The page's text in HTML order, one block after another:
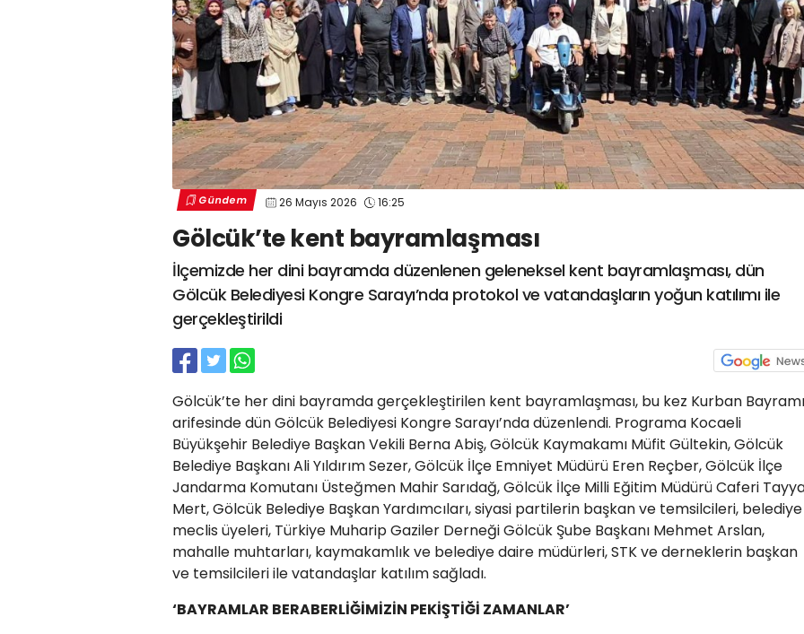
Gündem 26 Mayıs 2026 16:25
Gölcük’te kent bayramlaşması
İlçemizde her dini bayramda düzenlenen geleneksel kent bayramlaşması, dün
Gölcük Belediyesi Kongre Sarayı’nda protokol ve vatandaşların yoğun katılımı ile
gerçekleştirildi
Gölcük’te her dini bayramda gerçekleştirilen kent bayramlaşması, bu kez Kurban Bayramı
arifesinde dün Gölcük Belediyesi Kongre Sarayı’nda düzenlendi. Programa Kocaeli
Büyükşehir Belediye Başkan Vekili Berna Abiş, Gölcük Kaymakamı Müfit Gültekin, Gölcük
Belediye Başkanı Ali Yıldırım Sezer, Gölcük İlçe Emniyet Müdürü Eren Reçber, Gölcük İlçe
Jandarma Komutanı Üsteğmen Mahir Sarıdağ, Gölcük İlçe Milli Eğitim Müdürü Caferi
Mert, Gölcük Belediye Başkan Yardımcıları, siyasi partilerin başkan ve temsilcileri, belediye
meclis üyeleri, Türkiye Muharip Gaziler Derneği Gölcük Şube Başkanı Mehmet Arslan,
mahalle muhtarları, kaymakamlık ve belediye daire müdürleri, STK ve derneklerin başkan
ve temsilcileri ile vatandaşlar katılım sağladı.
‘BAYRAMLAR BERABERLİĞİMİZİN PEKİŞTİĞİ ZAMANLAR’